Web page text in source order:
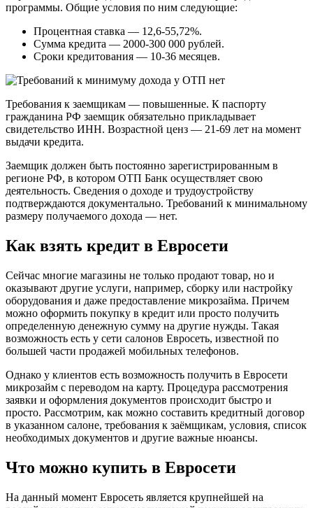
программы. Общие условия по ним следующие:
Процентная ставка — 12,6-55,72%.
Сумма кредита — 2000-300 000 рублей.
Сроки кредитования — 10-36 месяцев.
Требования к заемщикам — повышенные. К паспорту
гражданина РФ заемщик обязательно прикладывает
свидетельство ИНН. Возрастной ценз — 21-69 лет на момент
выдачи кредита.
Заемщик должен быть постоянно зарегистрированным в
регионе РФ, в котором ОТП Банк осуществляет свою
деятельность. Сведения о доходе и трудоустройству
подтверждаются документально. Требований к минимальному
размеру получаемого дохода — нет.
Как взять кредит в Евросети
Сейчас многие магазины не только продают товар, но и
оказывают другие услуги, например, сборку или настройку
оборудования и даже предоставление микрозайма. Причем
можно оформить покупку в кредит или просто получить
определенную денежную сумму на другие нужды. Такая
возможность есть у сети салонов Евросеть, известной по
большей части продажей мобильных телефонов.
Однако у клиентов есть возможность получить в Евросети
микрозайм с переводом на карту. Процедура рассмотрения
заявки и оформления документов происходит быстро и
просто. Рассмотрим, как можно составить кредитный договор
в указанном салоне, требования к заёмщикам, условия, список
необходимых документов и другие важные нюансы.
Что можно купить в Евросети
На данный момент Евросеть является крупнейшей на